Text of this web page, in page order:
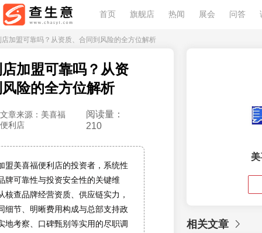
首页 旗舰店 热闻 展会 问答
加盟可靠吗？从资质、合同到风险的全方位解析
加盟可靠吗？从资
险的全方位解析
文章来源：美喜福
便利店
阅读量：
210
盟美喜福便利店的投资者，系统性
牌可靠性与投资安全性的关键维
核查品牌经营资质、供应链实力，
细节、明晰费用构成与总部支持政
地考察、口碑甄别等实用的尽职调
相关文章